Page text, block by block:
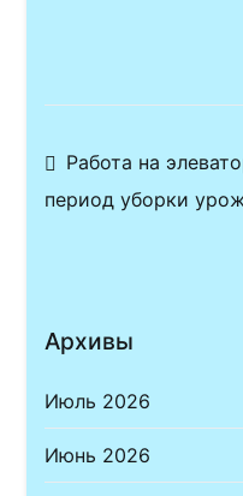
по
Работа на
период уборки
Архивы
Июль 2026
Июнь 2026